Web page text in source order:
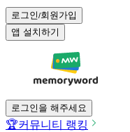
로그인/회원가입
앱 설치하기
로그인을 해주세요
🏆커뮤니티 랭킹